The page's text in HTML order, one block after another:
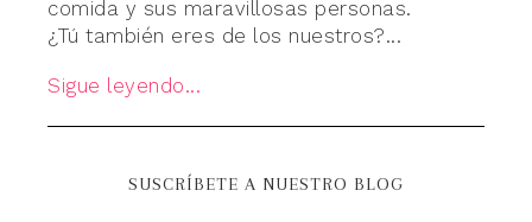
comida y sus maravillosas personas.
¿Tú también eres de los nuestros?...
Sigue leyendo...
SUSCRÍBETE A NUESTRO BLOG